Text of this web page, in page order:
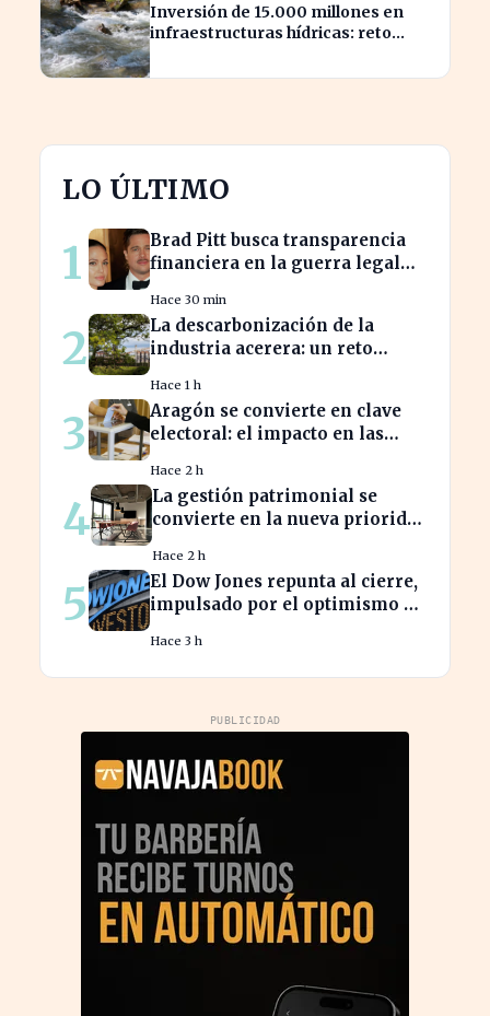
Inversión de 15.000 millones en
infraestructuras hídricas: reto
LO ÚLTIMO
1
Brad Pitt busca transparencia
financiera en la guerra legal
Hace 30 min
2
La descarbonización de la
industria acerera: un reto
Hace 1 h
3
Aragón se convierte en clave
electoral: el impacto en las
Hace 2 h
4
La gestión patrimonial se
convierte en la nueva prioridad
Hace 2 h
5
El Dow Jones repunta al cierre,
impulsado por el optimismo en
Hace 3 h
PUBLICIDAD